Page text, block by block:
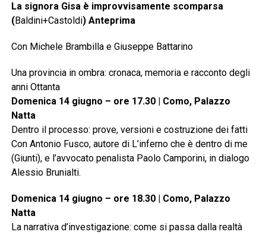
La signora Gisa è improvvisamente scomparsa
(Baldini+Castoldi) Anteprima
Con Michele Brambilla e Giuseppe Battarino
Una provincia in ombra: cronaca, memoria e racconto degli
anni Ottanta
Domenica 14 giugno – ore 17.30 | Como, Palazzo
Natta
Dentro il processo: prove, versioni e costruzione dei fatti
Con Antonio Fusco, autore di L’inferno che è dentro di me
(Giunti), e l’avvocato penalista Paolo Camporini, in dialogo
Alessio Brunialti.
Domenica 14 giugno – ore 18.30 | Como, Palazzo
Natta
La narrativa d’investigazione: come si passa dalla realtà